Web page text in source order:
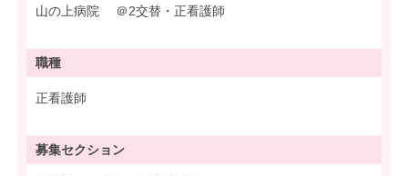
山の上病院 ＠2交替・正看護師
職種
正看護師
募集セクション